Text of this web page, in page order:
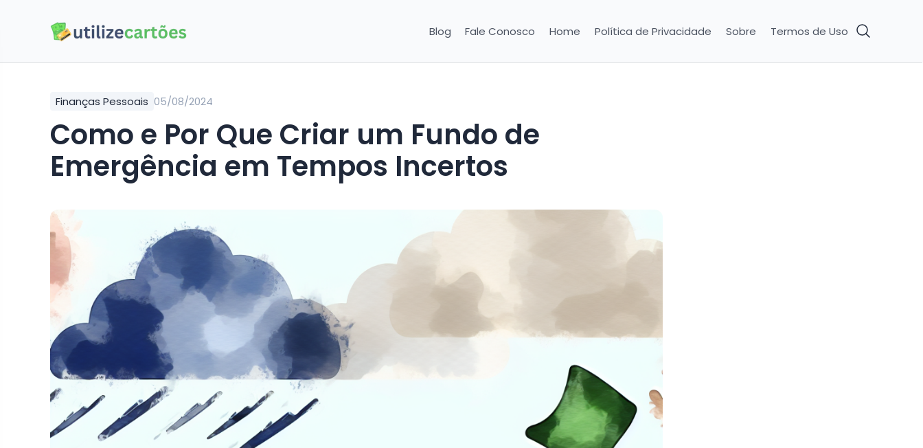
Blog Fale Conosco Home Política de Privacidade Sobre Termos de Uso
Finanças Pessoais 05/08/2024
Como e Por Que Criar um Fundo de
Emergência em Tempos Incertos